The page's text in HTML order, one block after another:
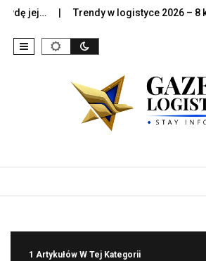
jej… Trendy w logistyce 2026 – 8
1 Artykułów W Tej Kategorii